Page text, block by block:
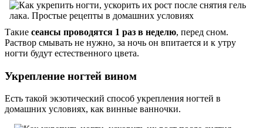
Такие сеансы проводятся 1 раз в неделю, перед сном.
Раствор смывать не нужно, за ночь он впитается и к утру
ногти будут естественного цвета.
Укрепление ногтей вином
Есть такой экзотический способ укрепления ногтей в
домашних условиях, как винные ванночки.